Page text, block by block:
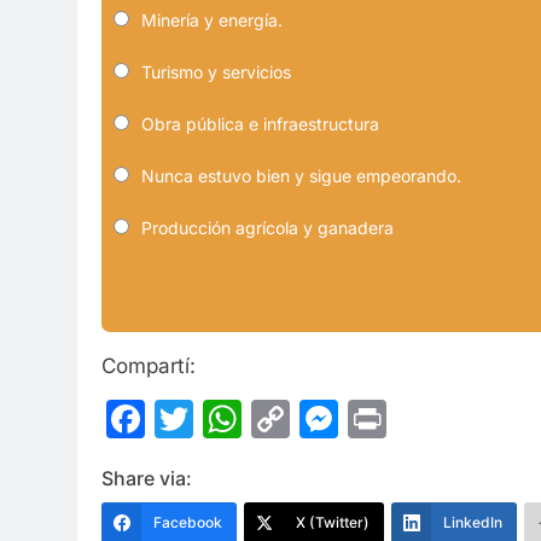
Minería y energía.
Turismo y servicios
Obra pública e infraestructura
Nunca estuvo bien y sigue empeorando.
Producción agrícola y ganadera
Compartí:
Facebook
Twitter
WhatsApp
CopyMessenger
Share via:
Facebook X (Twitter) LinkedIn